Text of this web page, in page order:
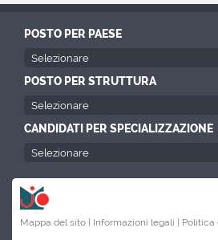
POSTO PER PAESE
POSTO PER STRUTTURA
CANDIDATI PER SPECIALIZZAZIONE
Mappa del sito | Informazioni legali | Politica